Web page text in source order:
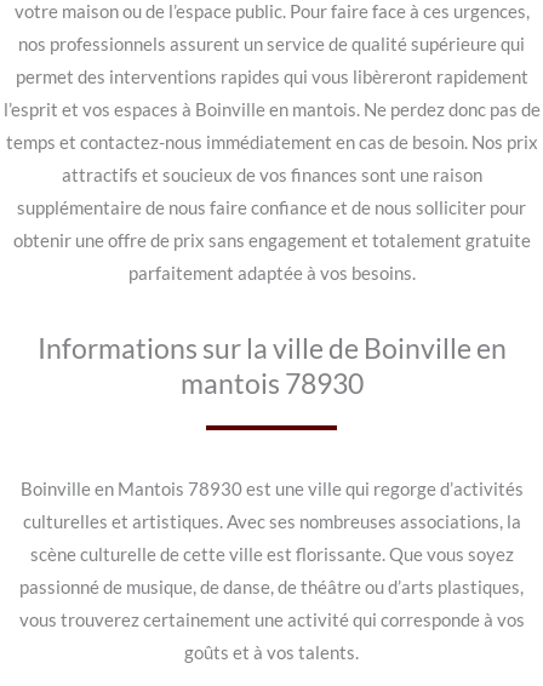
votre maison ou de l’espace public. Pour faire face à ces urgences,
nos professionnels assurent un service de qualité supérieure qui
permet des interventions rapides qui vous libèreront rapidement
l’esprit et vos espaces à Boinville en mantois. Ne perdez donc pas de
temps et contactez-nous immédiatement en cas de besoin. Nos prix
attractifs et soucieux de vos finances sont une raison
supplémentaire de nous faire confiance et de nous solliciter pour
obtenir une offre de prix sans engagement et totalement gratuite
parfaitement adaptée à vos besoins.
Informations sur la ville de Boinville en
mantois 78930
Boinville en Mantois 78930 est une ville qui regorge d’activités
culturelles et artistiques. Avec ses nombreuses associations, la
scène culturelle de cette ville est florissante. Que vous soyez
passionné de musique, de danse, de théâtre ou d’arts plastiques,
vous trouverez certainement une activité qui corresponde à vos
goûts et à vos talents.